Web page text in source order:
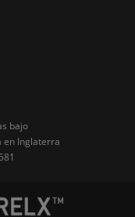
bajo
en Inglaterra